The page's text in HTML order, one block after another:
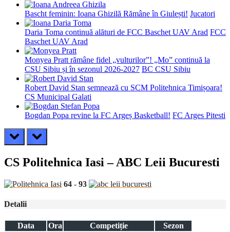
Bascht feminin: Ioana Ghizilă Rămâne în Giulești! Jucatori
Daria Toma continuă alături de FCC Baschet UAV Arad FCC
Baschet UAV Arad
Monyea Pratt rămâne fidel „vulturilor”! „Mo” continuă la
CSU Sibiu și în sezonul 2026-2027 BC CSU Sibiu
Robert David Stan semnează cu SCM Politehnica Timișoara!
CS Municipal Galati
Bogdan Popa revine la FC Argeș Basketball! FC Arges Pitesti
prev next
CS Politehnica Iasi – ABC Leii Bucuresti
64 - 93
Detalii
Data Ora Competiție
Sezon